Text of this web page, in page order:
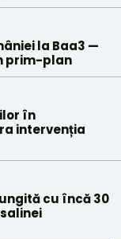
la Baa3 —
prim-plan
în
intervenția
cu încă 30